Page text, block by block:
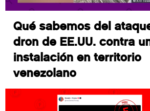
Qué sabemos del
dron de EE.UU. contra
instalación en territorio
venezolano